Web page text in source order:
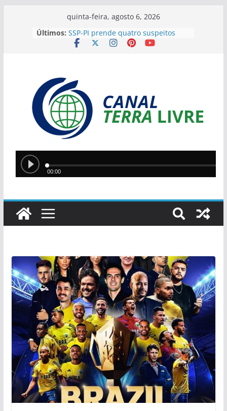
quinta-feira, agosto 6, 2026
Últimos: SSP-PI prende quatro suspeitos
ligados a organização criminosa e
urnas eletrônicas nas eleições de
2026
Criança de 4 anos escapa de
tragédia após linha com cerol
cortar seu pescoço em Parnaíba
Porto de Luís Correia inicia
destino à China
Suspeito de tráfico de drogas e